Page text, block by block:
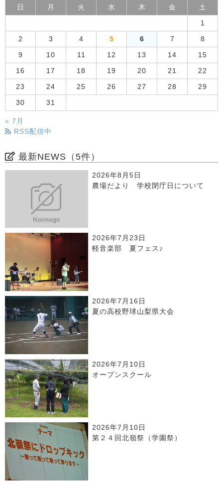
日 月 火 水 木 金 土
1
2 3 4 5 6 7 8
9 10 11 12 13 14 15
16 17 18 19 20 21 22
23 24 25 26 27 28 29
30 31
« 7月
RSS配信中
最新NEWS（5件）
2026年8月5日
農場だより 学校閉庁日について
2026年7月23日
軽音楽部 夏フェス♪
2026年7月16日
夏の高校野球山梨県大会
2026年7月10日
オープンスクール
2026年7月10日
第２４回北嶺祭（学園祭）